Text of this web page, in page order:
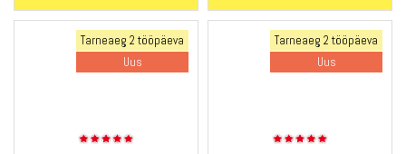
Tarneaeg 2 tööpäeva
Uus
Tarneaeg 2 tööpäeva
Uus